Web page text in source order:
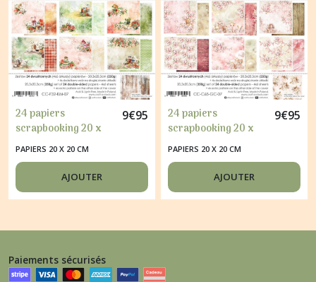
24 papiers
scrapbooking 20 x
20 cm Craft O' Clock
KITCHEN MODE
9€95
PAPIERS 20 X 20 CM
AJOUTER
24 papiers
scrapbooking 20 x
20 cm Craft O' Clock
GIRL & CURL
9€95
PAPIERS 20 X 20 CM
AJOUTER
Paiements sécurisés